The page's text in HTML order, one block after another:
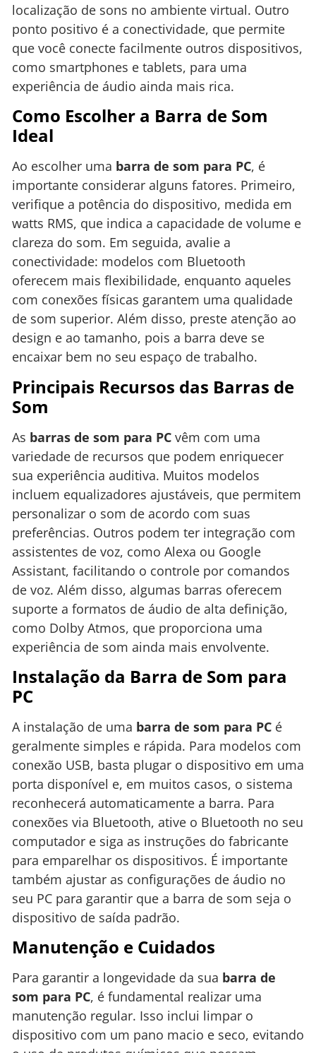
localização de sons no ambiente virtual. Outro
ponto positivo é a conectividade, que permite
que você conecte facilmente outros dispositivos,
como smartphones e tablets, para uma
experiência de áudio ainda mais rica.
Como Escolher a Barra de Som
Ideal
Ao escolher uma barra de som para PC, é
importante considerar alguns fatores. Primeiro,
verifique a potência do dispositivo, medida em
watts RMS, que indica a capacidade de volume e
clareza do som. Em seguida, avalie a
conectividade: modelos com Bluetooth
oferecem mais flexibilidade, enquanto aqueles
com conexões físicas garantem uma qualidade
de som superior. Além disso, preste atenção ao
design e ao tamanho, pois a barra deve se
encaixar bem no seu espaço de trabalho.
Principais Recursos das Barras de
Som
As barras de som para PC vêm com uma
variedade de recursos que podem enriquecer
sua experiência auditiva. Muitos modelos
incluem equalizadores ajustáveis, que permitem
personalizar o som de acordo com suas
preferências. Outros podem ter integração com
assistentes de voz, como Alexa ou Google
Assistant, facilitando o controle por comandos
de voz. Além disso, algumas barras oferecem
suporte a formatos de áudio de alta definição,
como Dolby Atmos, que proporciona uma
experiência de som ainda mais envolvente.
Instalação da Barra de Som para
PC
A instalação de uma barra de som para PC é
geralmente simples e rápida. Para modelos com
conexão USB, basta plugar o dispositivo em uma
porta disponível e, em muitos casos, o sistema
reconhecerá automaticamente a barra. Para
conexões via Bluetooth, ative o Bluetooth no seu
computador e siga as instruções do fabricante
para emparelhar os dispositivos. É importante
também ajustar as configurações de áudio no
seu PC para garantir que a barra de som seja o
dispositivo de saída padrão.
Manutenção e Cuidados
Para garantir a longevidade da sua barra de
som para PC, é fundamental realizar uma
manutenção regular. Isso inclui limpar o
dispositivo com um pano macio e seco, evitando